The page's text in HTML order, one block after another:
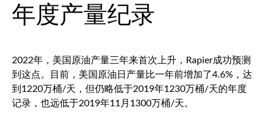
年度产量纪录
2022年，美国原油产量三年来首次上升，Rapier成功预测
到这点。目前，美国原油日产量比一年前增加了4.6%，达
到1220万桶/天，但仍略低于2019年1230万桶/天的年度
记录，也远低于2019年11月1300万桶/天。